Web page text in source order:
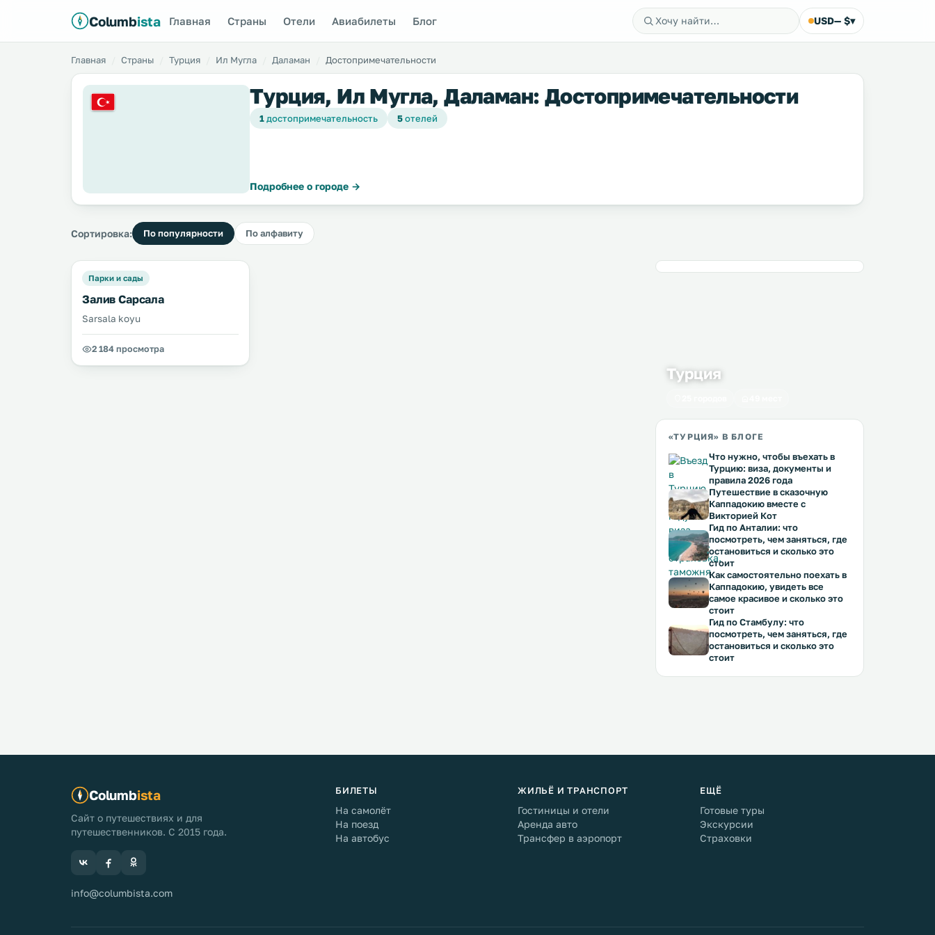
Columbista Главная Страны Отели Авиабилеты Блог USD— $▾
Главная Страны Турция Ил Мугла Даламан Достопримечательности
Турция, Ил Мугла, Даламан: Достопримечательности
1достопримечательность 5отелей
Подробнее о городе →
Сортировка: По популярности По алфавиту
Парки и сады
Залив Сарсала
Sarsala koyu
2 184 просмотра
Турция
«ТУРЦИЯ» В БЛОГЕ
Что нужно, чтобы въехать в
Турцию: виза, документы и
правила 2026 года
Путешествие в сказочную
Каппадокию вместе с
Викторией Кот
Гид по Анталии: что
посмотреть, чем заняться, где
остановиться и сколько это
стоит
Как самостоятельно поехать в
Каппадокию, увидеть все
самое красивое и сколько это
стоит
Гид по Стамбулу: что
посмотреть, чем заняться, где
остановиться и сколько это
стоит
Columbista
Сайт о путешествиях и для
путешественников. С 2015 года.
info@columbista.com
БИЛЕТЫ
На самолёт
На поезд
На автобус
ЖИЛЬЁ И ТРАНСПОРТ
Гостиницы и отели
Аренда авто
Трансфер в аэропорт
ЕЩЁ
Готовые туры
Экскурсии
Страховки